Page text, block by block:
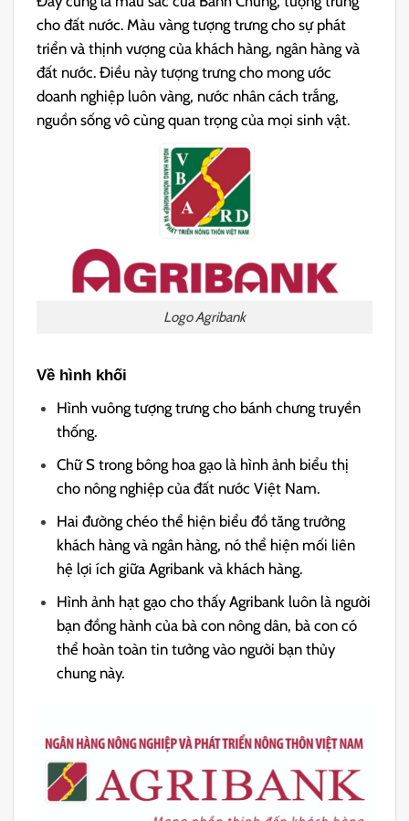
cho đất nước. Màu vàng tượng trưng cho sự phát
triển và thịnh vượng của khách hàng, ngân hàng và
đất nước. Điều này tượng trưng cho mong ước
doanh nghiệp luôn vàng, nước nhân cách trắng,
nguồn sống vô cùng quan trọng của mọi sinh vật.
Logo Agribank
Về hình khối
Hình vuông tượng trưng cho bánh chưng truyền
thống.
Chữ S trong bông hoa gạo là hình ảnh biểu thị
cho nông nghiệp của đất nước Việt Nam.
Hai đường chéo thể hiện biểu đồ tăng trưởng
khách hàng và ngân hàng, nó thể hiện mối liên
hệ lợi ích giữa Agribank và khách hàng.
Hình ảnh hạt gạo cho thấy Agribank luôn là người
bạn đồng hành của bà con nông dân, bà con có
thể hoàn toàn tin tưởng vào người bạn thủy
chung này.